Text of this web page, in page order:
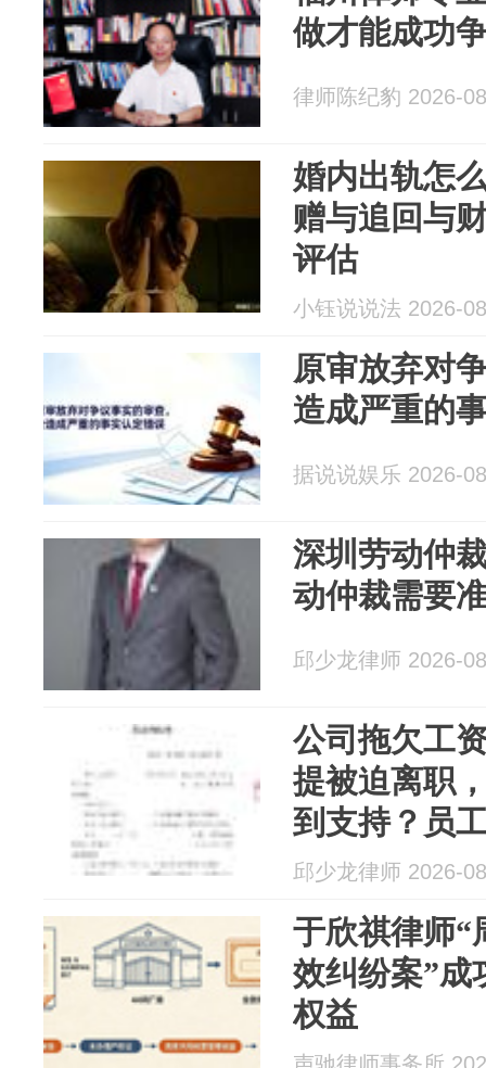
做才能成功
律师陈纪豹 2026-
婚内出轨怎
赠与追回与
评估
小钰说说法 2026-
原审放弃对
造成严重的
据说说娱乐 2026-
深圳劳动仲
动仲裁需要
邱少龙律师 2026-
公司拖欠工
提被迫离职
到支持？员
成？
邱少龙律师 2026-
于欣祺律师“
效纠纷案”成
权益
声驰律师事务所